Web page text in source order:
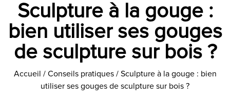
Sculpture à la gouge :
bien utiliser ses gouges
de sculpture sur bois ?
Accueil / Conseils pratiques/ Sculpture à la gouge : bien
utiliser ses gouges de sculpture sur bois ?